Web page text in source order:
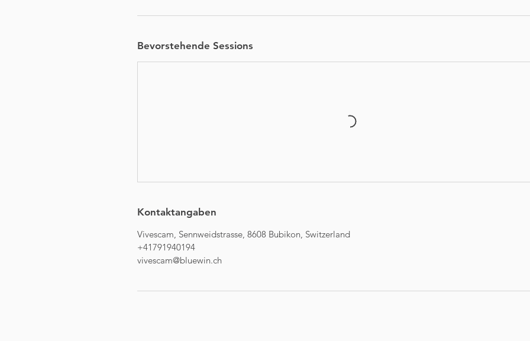
Bevorstehende Sessions
Kontaktangaben
Vivescam, Sennweidstrasse, 8608 Bubikon, Switzerland
+41791940194
vivescam@bluewin.ch